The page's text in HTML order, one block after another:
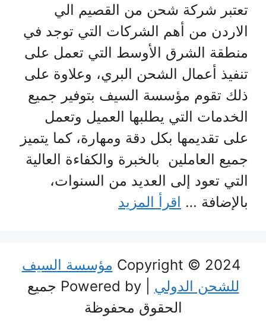
تعتبر شركة شحن من القصيم الي
الاردن من أهم الشركات التي توجد في
منطقة الشرق الأوسط التي تعمل على
تنفيذ أعمال الشحن البري، وعلاوة على
ذلك تقوم مؤسسة السيف بتوفير جميع
الخدمات التي يطلبها العميل وتعمل
على تقديمها بكل دقة ومهارة، كما يتميز
جميع العاملين بالخبرة والكفاءة العالية
التي تعود إلى العديد من السنوات،
بالإضافة … اقرأ المزيد
مؤسسة السيف
للشحن الدولي
| Powered by جميع
الحقوق محفوظة